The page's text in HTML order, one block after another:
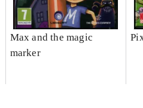
Max and the magic
marker